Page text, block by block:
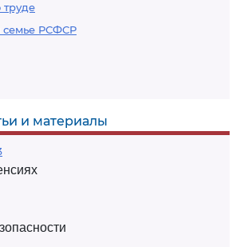
труде
семье РСФСР
и материалы